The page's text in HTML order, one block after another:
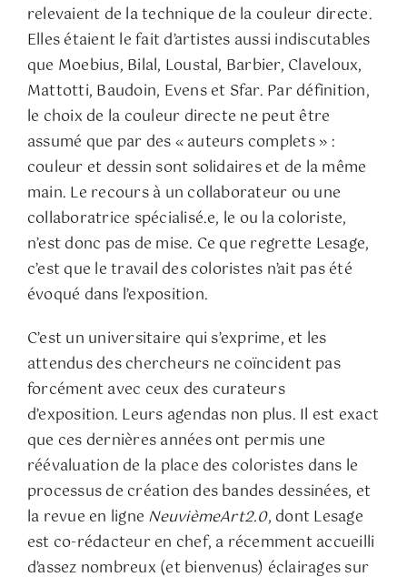
relevaient de la technique de la couleur directe.
Elles étaient le fait d’artistes aussi indiscutables
que Moebius, Bilal, Loustal, Barbier, Claveloux,
Mattotti, Baudoin, Evens et Sfar. Par définition,
le choix de la couleur directe ne peut être
assumé que par des « auteurs complets » :
couleur et dessin sont solidaires et de la même
main. Le recours à un collaborateur ou une
collaboratrice spécialisé.e, le ou la coloriste,
n’est donc pas de mise. Ce que regrette Lesage,
c’est que le travail des coloristes n’ait pas été
évoqué dans l’exposition.
C’est un universitaire qui s’exprime, et les
attendus des chercheurs ne coïncident pas
forcément avec ceux des curateurs
d’exposition. Leurs agendas non plus. Il est exact
que ces dernières années ont permis une
réévaluation de la place des coloristes dans le
processus de création des bandes dessinées, et
la revue en ligne NeuvièmeArt2.0, dont Lesage
est co-rédacteur en chef, a récemment accueilli
d’assez nombreux (et bienvenus) éclairages sur